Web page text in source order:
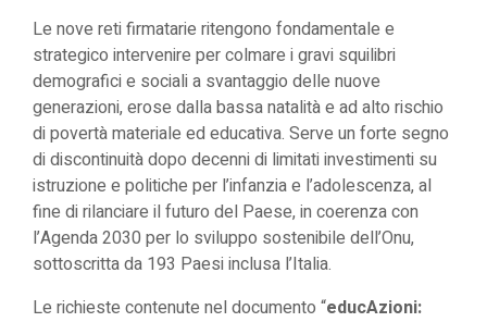
Le nove reti firmatarie ritengono fondamentale e
strategico intervenire per colmare i gravi squilibri
demografici e sociali a svantaggio delle nuove
generazioni, erose dalla bassa natalità e ad alto rischio
di povertà materiale ed educativa. Serve un forte segno
di discontinuità dopo decenni di limitati investimenti su
istruzione e politiche per l’infanzia e l’adolescenza, al
fine di rilanciare il futuro del Paese, in coerenza con
l’Agenda 2030 per lo sviluppo sostenibile dell’Onu,
sottoscritta da 193 Paesi inclusa l’Italia.
Le richieste contenute nel documento “educAzioni: